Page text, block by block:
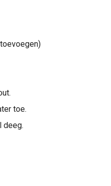
toe.
deeg.